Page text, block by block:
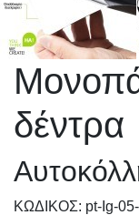
δέντρα
KΩΔΙΚΟΣ: pt-Ig-